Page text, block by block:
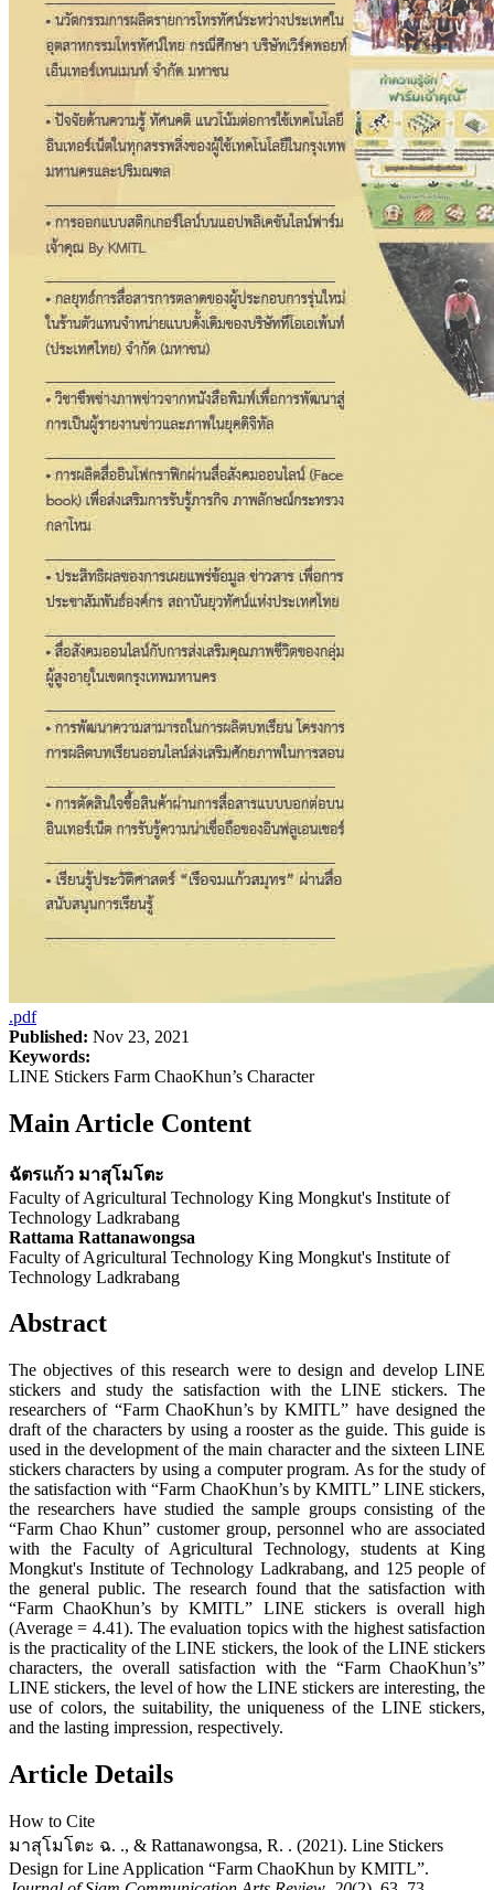
.pdf
Published: Nov 23, 2021
Keywords:
LINE Stickers Farm ChaoKhun’s Character
Main Article Content
ฉัตรแก้ว มาสุโมโตะ
Faculty of Agricultural Technology King Mongkut's Institute of
Technology Ladkrabang
Rattama Rattanawongsa
Faculty of Agricultural Technology King Mongkut's Institute of
Technology Ladkrabang
Abstract
The objectives of this research were to design and develop LINE
stickers and study the satisfaction with the LINE stickers. The
researchers of “Farm ChaoKhun’s by KMITL” have designed the
draft of the characters by using a rooster as the guide. This guide is
used in the development of the main character and the sixteen LINE
stickers characters by using a computer program. As for the study of
the satisfaction with “Farm ChaoKhun’s by KMITL” LINE stickers,
the researchers have studied the sample groups consisting of the
“Farm Chao Khun” customer group, personnel who are associated
with the Faculty of Agricultural Technology, students at King
Mongkut's Institute of Technology Ladkrabang, and 125 people of
the general public. The research found that the satisfaction with
“Farm ChaoKhun’s by KMITL” LINE stickers is overall high
(Average = 4.41). The evaluation topics with the highest satisfaction
is the practicality of the LINE stickers, the look of the LINE stickers
characters, the overall satisfaction with the “Farm ChaoKhun’s”
LINE stickers, the level of how the LINE stickers are interesting, the
use of colors, the suitability, the uniqueness of the LINE stickers,
and the lasting impression, respectively.
Article Details
How to Cite
มาสุโมโตะ ฉ. ., & Rattanawongsa, R. . (2021). Line Stickers
Design for Line Application “Farm ChaoKhun by KMITL”.